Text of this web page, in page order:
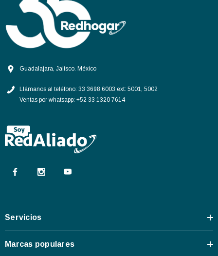
Guadalajara, Jalisco. México
Llámanos al teléfono: 33 3698 6003 ext: 5001, 5002
Ventas por whatsapp: +52 33 1320 7614
Servicios
Marcas populares